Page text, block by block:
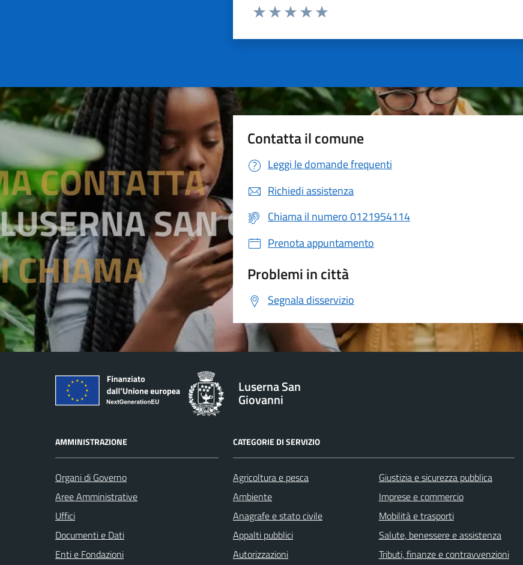
Valuta da 1 a 5 stelle la pagina
Contatta il comune
Leggi le domande frequenti
Richiedi assistenza
Chiama il numero 0121954114
Prenota appuntamento
Problemi in città
Segnala disservizio
Luserna San
Giovanni
AMMINISTRAZIONE
Organi di Governo
Aree Amministrative
Uffici
Documenti e Dati
Enti e Fondazioni
CATEGORIE DI SERVIZIO
Agricoltura e pesca
Ambiente
Anagrafe e stato civile
Appalti pubblici
Autorizzazioni
Giustizia e sicurezza pubblica
Imprese e commercio
Mobilità e trasporti
Salute, benessere e assistenza
Tributi, finanze e contravvenzioni